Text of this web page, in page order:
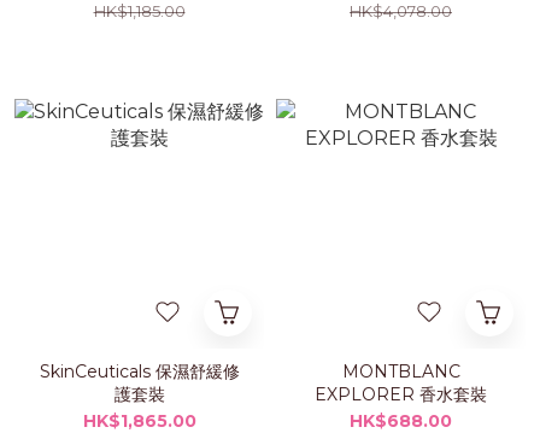
HK$1,185.00 HK$4,078.00
SkinCeuticals 保濕舒緩修
護套裝
HK$1,865.00
MONTBLANC
EXPLORER 香水套裝
HK$688.00